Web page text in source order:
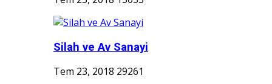
Silah ve Av Sanayi
Tem 23, 2018 29261